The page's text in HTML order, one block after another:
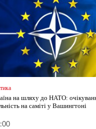
на шляху до НАТО:
на саміті у Вашингтоні